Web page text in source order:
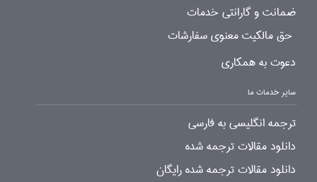
ضمانت و گارانتی خدمات
حق مالکیت معنوی سفارشات
دعوت به همکاری
سایر خدمات ما
ترجمه انگلیسی به فارسی
دانلود مقالات ترجمه شده
دانلود مقالات ترجمه شده رایگان